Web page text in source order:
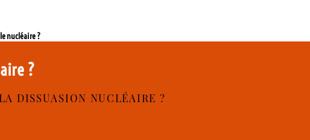
nucléaire ?
?
DISSUASION NUCLÉAIRE ?